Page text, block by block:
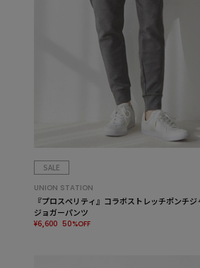
SALE
UNION STATION
『プロスペリティ』コラボストレッチポンチジ
ジョガーパンツ
¥6,600 50%OFF